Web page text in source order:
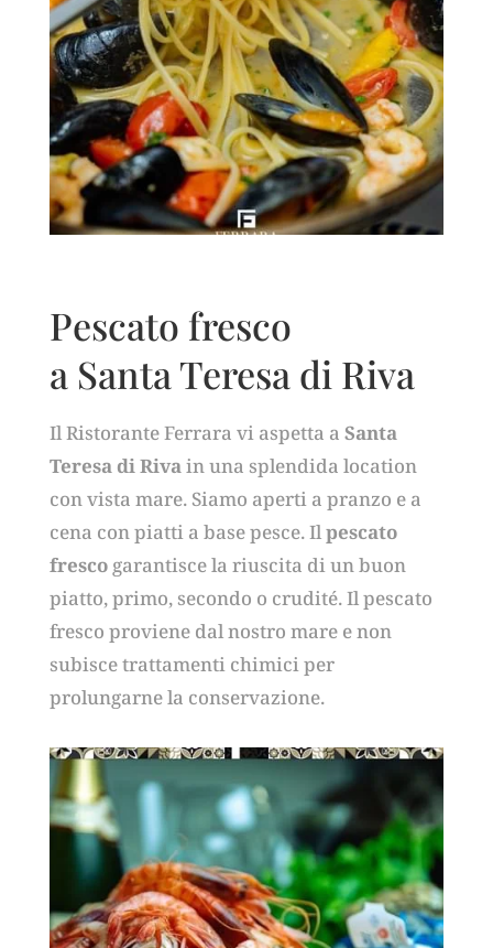
Pescato fresco
a Santa Teresa di Riva
Il Ristorante Ferrara vi aspetta a Santa
Teresa di Rivain una splendida location
con vista mare. Siamo aperti a pranzo e a
cena con piatti a base pesce. Ilpescato
frescogarantisce la riuscita di un buon
piatto, primo, secondo o crudité. Il pescato
fresco proviene dal nostro mare e non
subisce trattamenti chimici per
prolungarne la conservazione.